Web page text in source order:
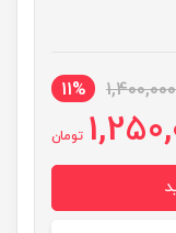
1,400,000
11%
تومان